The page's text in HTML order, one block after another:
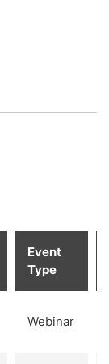
Event
Type
Webinar